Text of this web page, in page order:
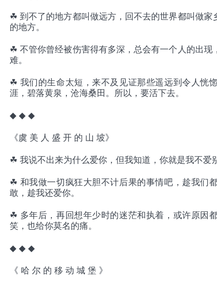
☘ 到不了的地方都叫做远方，回不去的世界都叫做家
的地方。
☘ 不管你曾经被伤害得有多深，总会有一个人的出现
难。
☘ 我们的生命太短，来不及见证那些遥远到令人恍
涯，碧落黄泉，沧海桑田。所以，要活下去。
◆ ◆ ◆
《虞 美 人 盛 开 的 山 坡》
☘ 我说不出来为什么爱你，但我知道，你就是我不爱
☘ 和我做一切疯狂大胆不计后果的事情吧，趁我们
敢，趁我还爱你。
☘ 多年后，再回想年少时的迷茫和执着，或许原因
笑，也给你莫名的痛。
◆ ◆ ◆
《 哈 尔 的 移 动 城 堡 》